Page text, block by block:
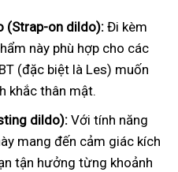
(Strap-on dildo): Đi kèm
này phù hợp cho các
(đặc biệt là Les) muốn
khắc thân mật.
dildo): Với tính năng
mang đến cảm giác kích
tận hưởng từng khoảnh